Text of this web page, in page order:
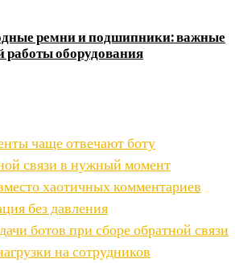
ремни и подшипники: важные
работы оборудования
чаще отвечают боту
связи в нужный момент
хаотичных комментариев
без давления
ботов при сборе обратной связи
на сотрудников